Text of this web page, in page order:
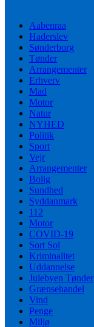
Aabenraa
Haderslev
Sønderborg
Tønder
Arrangementer
Erhverv
Mad
Motor
Natur
NYHED
Politik
Sport
Vejr
Arrangementer
Bolig
Sundhed
Syddanmark
112
Motor
COVID-19
Sort Sol
Kriminalitet
Uddannelse
Julebyen Tønder
Grænsehandel
Vind
Penge
Miljø